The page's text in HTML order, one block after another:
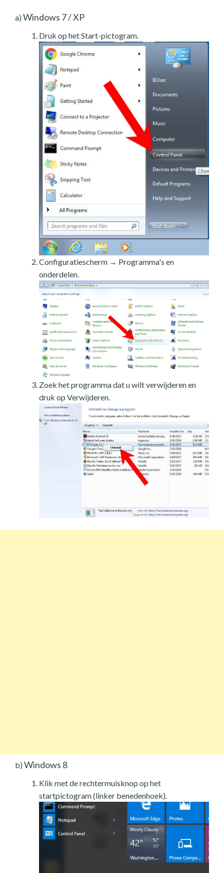
a) Windows 7 / XP
Druk op het Start-pictogram.
Configuratiescherm → Programma's en
onderdelen.
Zoek het programma dat u wilt verwijderen en
druk op Verwijderen.
b) Windows 8
Klik met de rechtermuisknop op het
startpictogram (linker benedenhoek).